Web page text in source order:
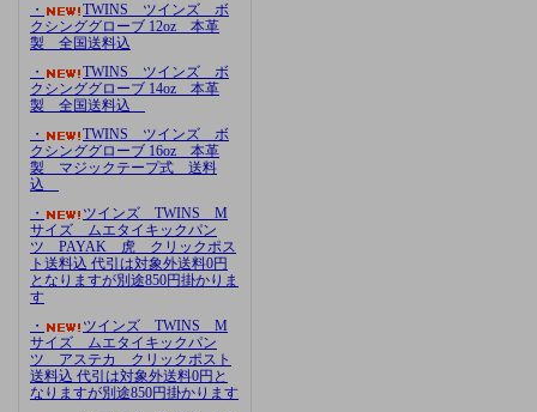
・
TWINS ツインズ ボ
クシンググローブ 12oz 本革
製 全国送料込
・
TWINS ツインズ ボ
クシンググローブ 14oz 本革
製 全国送料込
・
TWINS ツインズ ボ
クシンググローブ 16oz 本革
製 マジックテープ式 送料
込
・
ツインズ TWINS M
サイズ ムエタイキックパン
ツ PAYAK 虎 クリックポス
ト送料込 代引は対象外送料0円
となりますが別途850円掛かりま
す
・
ツインズ TWINS M
サイズ ムエタイキックパン
ツ アステカ クリックポスト
送料込 代引は対象外送料0円と
なりますが別途850円掛かります